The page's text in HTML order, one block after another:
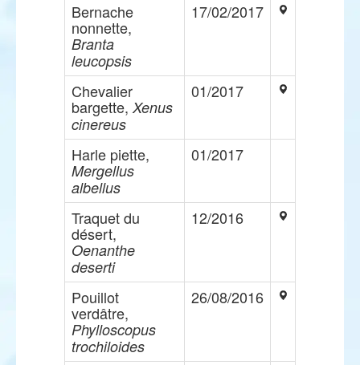
Bernache
nonnette,
Branta
leucopsis
17/02/2017
Chevalier
bargette, Xenus
cinereus
01/2017
Harle piette,
Mergellus
albellus
01/2017
Traquet du
désert,
Oenanthe
deserti
12/2016
Pouillot
verdâtre,
Phylloscopus
trochiloides
26/08/2016